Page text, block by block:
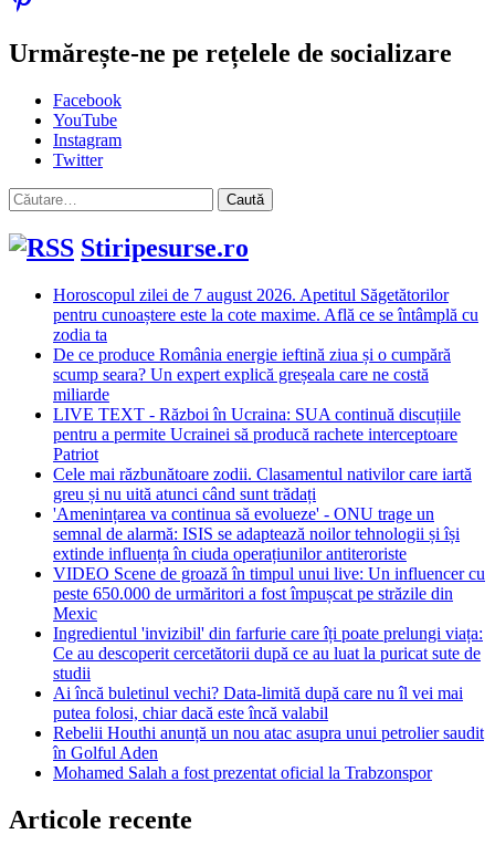
Urmărește-ne pe rețelele de socializare
Facebook
YouTube
Instagram
Twitter
Caută
după:
Stiripesurse.ro
Horoscopul zilei de 7 august 2026. Apetitul Săgetătorilor
pentru cunoaștere este la cote maxime. Află ce se întâmplă cu
zodia ta
De ce produce România energie ieftină ziua și o cumpără
scump seara? Un expert explică greșeala care ne costă
miliarde
LIVE TEXT - Război în Ucraina: SUA continuă discuțiile
pentru a permite Ucrainei să producă rachete interceptoare
Patriot
Cele mai răzbunătoare zodii. Clasamentul nativilor care iartă
greu și nu uită atunci când sunt trădați
'Amenințarea va continua să evolueze' - ONU trage un
semnal de alarmă: ISIS se adaptează noilor tehnologii și își
extinde influența în ciuda operațiunilor antiteroriste
VIDEO Scene de groază în timpul unui live: Un influencer cu
peste 650.000 de urmăritori a fost împușcat pe străzile din
Mexic
Ingredientul 'invizibil' din farfurie care îți poate prelungi viața:
Ce au descoperit cercetătorii după ce au luat la puricat sute de
studii
Ai încă buletinul vechi? Data-limită după care nu îl vei mai
putea folosi, chiar dacă este încă valabil
Rebelii Houthi anunță un nou atac asupra unui petrolier saudit
în Golful Aden
Mohamed Salah a fost prezentat oficial la Trabzonspor
Articole recente